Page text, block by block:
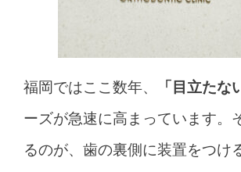
福岡ではここ数年、 「目立たな
ーズが急速に高まっています。
るのが、歯の裏側に装置をつけ